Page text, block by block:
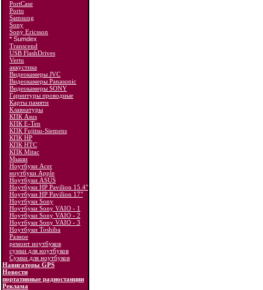
PortCase
Porto
Samsung
Sony
Sony Ericsson
* Sumdex
Transcend
USB FlashDrives
Vertu
аккустика
Видеокамеры JVC
Видеокамеры Panasonic
Видеокамеры SONY
Гарнитуры проводные
Карты памяти
Клавиатуры
КПК Asus
КПК E-Ten
КПК Fujitsu-Siemens
КПК HP
КПК HTC
КПК Mitac
Мыши
Ноутбуки Acer
ноутбуки Apple
Ноутбуки ASUS
Ноутбуки HP Pavilion 15.4"
Ноутбуки HP Pavilion 17"
Ноутбуки Sony
Ноутбуки Sony VAIO - 1
Ноутбуки Sony VAIO - 2
Ноутбуки Sony VAIO - 3
Ноутбуки Toshiba
Разное
ремонт ноутбуков
сумки для ноутбуков
Сумки для ноутбуков
Навигаторы GPS
Новости
портативные радиостанции
Реклама